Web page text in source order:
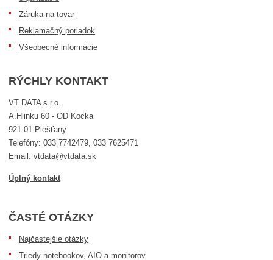
Záruka na tovar
Reklamačný poriadok
Všeobecné informácie
RÝCHLY KONTAKT
VT DATA s.r.o.
A.Hlinku 60 - OD Kocka
921 01 Piešťany
Telefóny: 033 7742479, 033 7625471
Email: vtdata@vtdata.sk
Úplný kontakt
ČASTÉ OTÁZKY
Najčastejšie otázky
Triedy notebookov, AIO a monitorov